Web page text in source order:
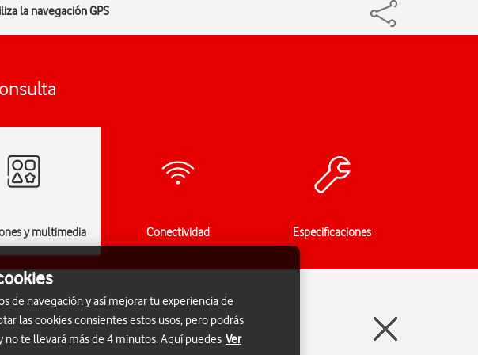
la navegación GPS
y multimedia Conectividad Especificaciones
de navegación y así mejorar tu experiencia de
las cookies consientes estos usos, pero podrás
te llevará más de 4 minutos. Aquí puedes Ver